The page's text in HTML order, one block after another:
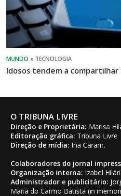
Idosos tendem a
O TRIBUNA LIVRE
Direção e Proprietária: Marisa
Editoração gráfica: Tribuna Livre
Direção de mídia: Ina Caram.
Colaboradores do jornal
Organização interna: Izabel
Administrador e publicitário:
Maria do Carmo Batista (in